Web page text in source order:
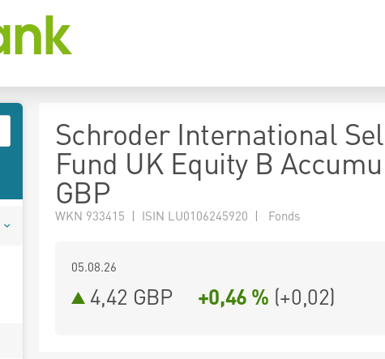
Schroder International
Fund UK Equity B
GBP
WKN 933415 | ISIN LU0106245920 | Fonds
05.08.26
4,42 GBP +0,46 % (+0,02)